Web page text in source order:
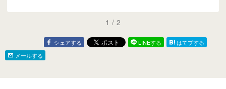
1 / 2
シェアする LINEする
はてブする
メールする